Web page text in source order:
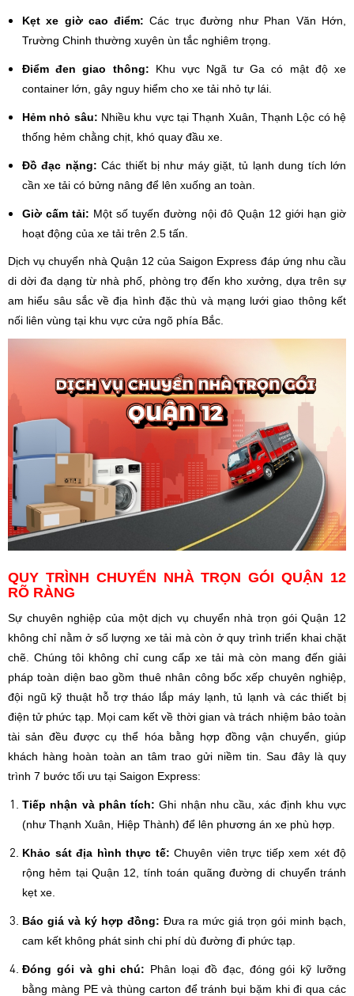
Kẹt xe giờ cao điểm: Các trục đường như Phan Văn Hớn,
Trường Chinh thường xuyên ùn tắc nghiêm trọng.
Điểm đen giao thông: Khu vực Ngã tư Ga có mật độ xe
container lớn, gây nguy hiểm cho xe tải nhỏ tự lái.
Hẻm nhỏ sâu: Nhiều khu vực tại Thạnh Xuân, Thạnh Lộc có hệ
thống hẻm chằng chịt, khó quay đầu xe.
Đồ đạc nặng: Các thiết bị như máy giặt, tủ lạnh dung tích lớn
cần xe tải có bửng nâng để lên xuống an toàn.
Giờ cấm tải: Một số tuyến đường nội đô Quận 12 giới hạn giờ
hoạt động của xe tải trên 2.5 tấn.
Dịch vụ chuyển nhà Quận 12 của Saigon Express đáp ứng nhu cầu
di dời đa dạng từ nhà phố, phòng trọ đến kho xưởng, dựa trên sự
am hiểu sâu sắc về địa hình đặc thù và mạng lưới giao thông kết
nối liên vùng tại khu vực cửa ngõ phía Bắc.
QUY TRÌNH CHUYỂN NHÀ TRỌN GÓI QUẬN 12
RÕ RÀNG
Sự chuyên nghiệp của một dịch vụ chuyển nhà trọn gói Quận 12
không chỉ nằm ở số lượng xe tải mà còn ở quy trình triển khai chặt
chẽ. Chúng tôi không chỉ cung cấp xe tải mà còn mang đến giải
pháp toàn diện bao gồm thuê nhân công bốc xếp chuyên nghiệp,
đội ngũ kỹ thuật hỗ trợ tháo lắp máy lạnh, tủ lạnh và các thiết bị
điện tử phức tạp. Mọi cam kết về thời gian và trách nhiệm bảo toàn
tài sản đều được cụ thể hóa bằng hợp đồng vận chuyển, giúp
khách hàng hoàn toàn an tâm trao gửi niềm tin. Sau đây là quy
trình 7 bước tối ưu tại Saigon Express:
Tiếp nhận và phân tích: Ghi nhận nhu cầu, xác định khu vực
(như Thạnh Xuân, Hiệp Thành) để lên phương án xe phù hợp.
Khảo sát địa hình thực tế: Chuyên viên trực tiếp xem xét độ
rộng hẻm tại Quận 12, tính toán quãng đường di chuyển tránh
kẹt xe.
Báo giá và ký hợp đồng: Đưa ra mức giá trọn gói minh bạch,
cam kết không phát sinh chi phí dù đường đi phức tạp.
Đóng gói và ghi chú: Phân loại đồ đạc, đóng gói kỹ lưỡng
bằng màng PE và thùng carton để tránh bụi bặm khi đi qua các